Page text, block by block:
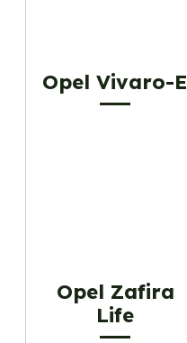
Opel Vivaro-E
Opel Zafira
Life